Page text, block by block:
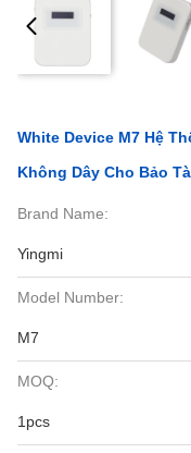
White Device M7 Hệ
Không Dây Cho Bảo
Brand Name:
Yingmi
Model Number:
M7
MOQ:
1pcs